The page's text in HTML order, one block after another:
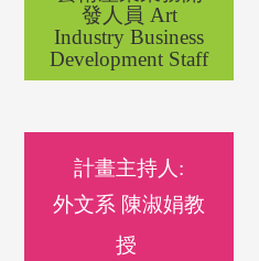
發人員 Art
Industry Business
Development Staff
計畫主持人:
外文系 陳淑娟教
授